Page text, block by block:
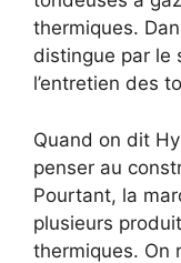
thermiques.
distingue par le
l’entretien des
Quand on dit
penser au
Pourtant, la
plusieurs
thermiques. On